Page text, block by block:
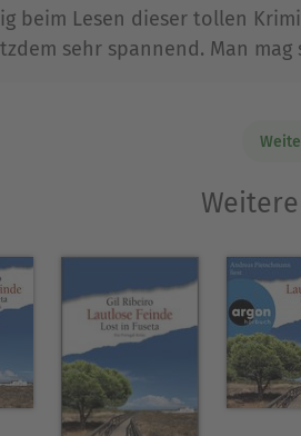
beim Lesen dieser tollen
sehr spannend. Man